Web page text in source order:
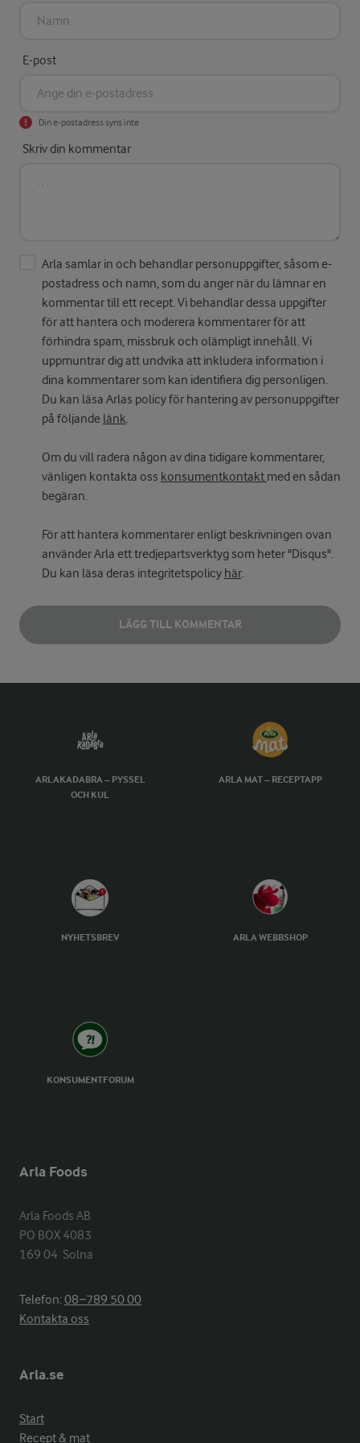
E-post
Din e-postadress syns inte
Skriv din kommentar
Arla samlar in och behandlar personuppgifter, såsom e-
postadress och namn, som du anger när du lämnar en
kommentar till ett recept. Vi behandlar dessa uppgifter
för att hantera och moderera kommentarer för att
förhindra spam, missbruk och olämpligt innehåll. Vi
uppmuntrar dig att undvika att inkludera information i
dina kommentarer som kan identifiera dig personligen.
Du kan läsa Arlas policy för hantering av personuppgifter
på följande länk.
Om du vill radera någon av dina tidigare kommentarer,
vänligen kontakta oss konsumentkontakt med en sådan
begäran.
För att hantera kommentarer enligt beskrivningen ovan
använder Arla ett tredjepartsverktyg som heter "Disqus".
Du kan läsa deras integritetspolicy här.
LÄGG TILL KOMMENTAR
ARLAKADABRA – PYSSEL
OCH KUL
ARLA MAT – RECEPTAPP
NYHETSBREV ARLA WEBBSHOP
KONSUMENTFORUM
Arla Foods
Arla Foods AB
PO BOX 4083
169 04  Solna
Telefon:08−789 50 00
Kontakta oss
Arla.se
Start
Recept & mat